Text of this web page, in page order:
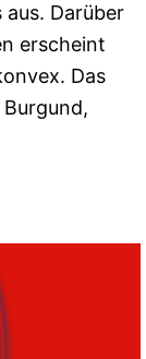
Darüber
erscheint
Das